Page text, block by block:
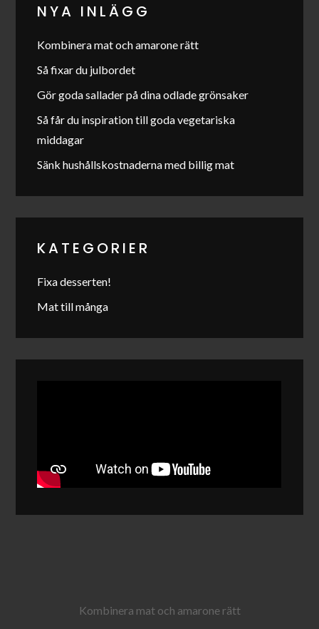
NYA INLÄGG
Kombinera mat och amarone rätt
Så fixar du julbordet
Gör goda sallader på dina odlade grönsaker
Så får du inspiration till goda vegetariska
middagar
Sänk hushållskostnaderna med billig mat
KATEGORIER
Fixa desserten!
Mat till många
Kombinera mat och amarone rätt